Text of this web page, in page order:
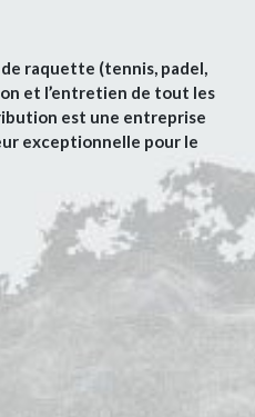
de raquette (tennis, padel,
et l’entretien de tout les
est une entreprise
exceptionnelle pour le